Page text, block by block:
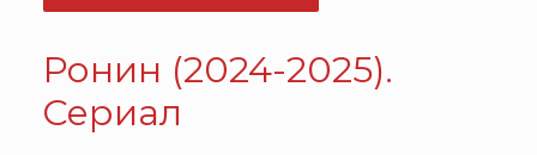
Ронин (2024-2025).
Сериал